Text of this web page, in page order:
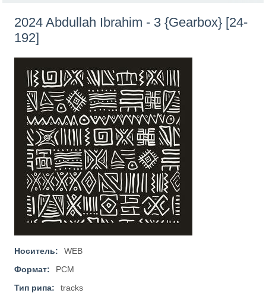
2024 Abdullah Ibrahim - 3 {Gearbox} [24-
192]
Носитель:
WEB
Формат:
PCM
Тип рипа:
tracks